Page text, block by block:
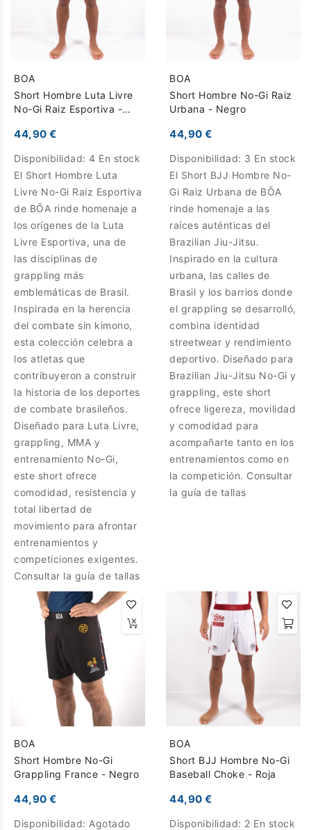
BOA
Short Hombre Luta Livre
No-Gi Raiz Esportiva -
44,90 €
Disponibilidad: 4 En stock
El Short Hombre Luta
Livre No-Gi Raiz Esportiva
de BŌA rinde homenaje a
los orígenes de la Luta
Livre Esportiva, una de
las disciplinas de
grappling más
emblemáticas de Brasil.
Inspirada en la herencia
del combate sin kimono,
esta colección celebra a
los atletas que
contribuyeron a construir
la historia de los deportes
de combate brasileños.
Diseñado para Luta Livre,
grappling, MMA y
entrenamiento No-Gi,
este short ofrece
comodidad, resistencia y
total libertad de
movimiento para afrontar
entrenamientos y
competiciones exigentes.
Consultar la guía de tallas
BOA
Short Hombre No-Gi Raiz
Urbana - Negro
44,90 €
Disponibilidad: 3 En stock
El Short BJJ Hombre No-
Gi Raiz Urbana de BŌA
rinde homenaje a las
raíces auténticas del
Brazilian Jiu-Jitsu.
Inspirado en la cultura
urbana, las calles de
Brasil y los barrios donde
el grappling se desarrolló,
combina identidad
streetwear y rendimiento
deportivo. Diseñado para
Brazilian Jiu-Jitsu No-Gi y
grappling, este short
ofrece ligereza, movilidad
y comodidad para
acompañarte tanto en los
entrenamientos como en
la competición. Consultar
la guía de tallas
BOA
Short Hombre No-Gi
Grappling France - Negro
44,90 €
Disponibilidad: Agotado
BOA
Short BJJ Hombre No-Gi
Baseball Choke - Roja
44,90 €
Disponibilidad: 2 En stock